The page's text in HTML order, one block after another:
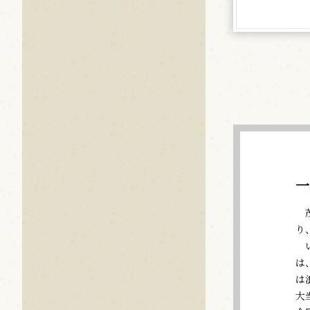
は
は
大